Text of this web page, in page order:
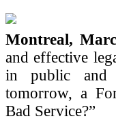
Montreal,
and effective
in public and
tomorrow, a
Bad Service?”